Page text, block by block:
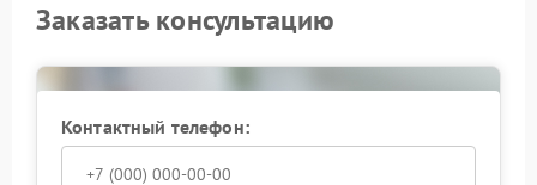
Заказать консультацию
Контактный телефон: